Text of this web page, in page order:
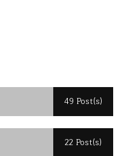
49 Post(s)
22 Post(s)